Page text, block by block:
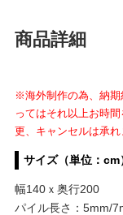
商品詳細
※海外制作の為、納期
ってはそれ以上お時
更、キャンセルは承れ
サイズ（単位：cm
幅140ｘ奥行200
パイル長さ：5mm/